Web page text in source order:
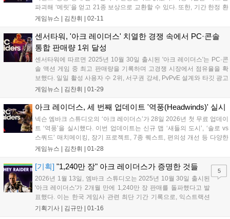
파괴해 ‘메릿’을 얻고 21종 보상으로 교환할 수 있다. 또한, 기간 한정 환
경 ‘콜드 스냅’이 영구 추가되어 전략적 플레이가 가능해졌다....
게임뉴스 | 김찬휘 02-11
센서타워, '아크 레이더스' 치열한 경쟁 속에서 PC·콘솔
통합 판매량 1위 달성
센서타워에 따르면 2025년 10월 30일 출시된 '아크 레이더스'는 PC·콘
솔 액션 게임 중 최고 판매량을 기록하며 고경쟁 시장에서 점유율을 확
보했다. 일일 활성 사용자 수 2위, 서구권 강세, PvPvE 설계와 타깃 광고
전략이 성공 요인으로 분석된다....
게임뉴스 | 김찬휘 01-29
아크 레이더스, 세 번째 업데이트 '역풍(Headwinds)' 실시
넥슨 엠바크 스튜디오의 ‘아크 레이더스’가 28일 2026년 첫 무료 업데이
트 ‘역풍’을 실시했다. 이번 업데이트는 신규 맵 ‘새들의 도시’, ‘솔로 vs
스쿼드’ 매치메이킹, 장기 프로젝트, 7종 퀘스트, 편의성 개선 등 다양한
콘텐츠를 포함한다. 또한, 향후 업데이트 계획을 담은 2026년 1차 로드
게임뉴스 | 김찬휘 01-28
[기획] "1,240만 장" 아크 레이더스가 증명한 것들
2026년 1월 13일, 엠바크 스튜디오는 2025년 10월 30일 출시된
'아크 레이더스'가 2개월 만에 1,240만 장 판매를 돌파했다고 발
표했다. 이는 한국 게임사 관련 최단 기간 기록으로, 익스트랙션
슈터 장르의 대중화 가능성과 유료 모델의 성공, 넥슨의 신규 IP
기획기사 | 김규만 01-16
5